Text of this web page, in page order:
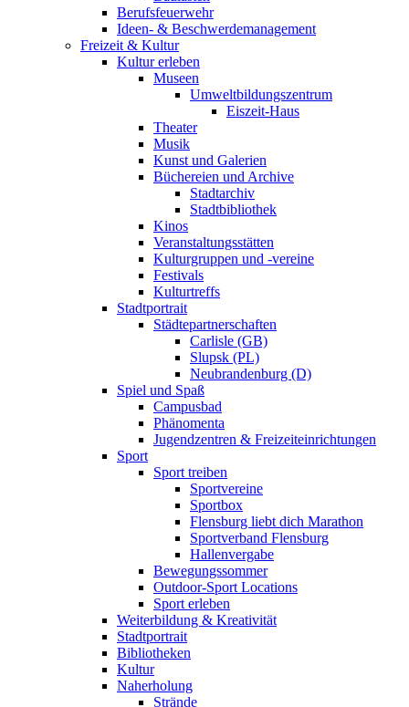
Berufsfeuerwehr
Ideen- & Beschwerdemanagement
Freizeit & Kultur
Kultur erleben
Museen
Umweltbildungszentrum
Eiszeit-Haus
Theater
Musik
Kunst und Galerien
Büchereien und Archive
Stadtarchiv
Stadtbibliothek
Kinos
Veranstaltungsstätten
Kulturgruppen und -vereine
Festivals
Kulturtreffs
Stadtportrait
Städtepartnerschaften
Carlisle (GB)
Slupsk (PL)
Neubrandenburg (D)
Spiel und Spaß
Campusbad
Phänomenta
Jugendzentren & Freizeiteinrichtungen
Sport
Sport treiben
Sportvereine
Sportbox
Flensburg liebt dich Marathon
Sportverband Flensburg
Hallenvergabe
Bewegungssommer
Outdoor-Sport Locations
Sport erleben
Weiterbildung & Kreativität
Stadtportrait
Bibliotheken
Kultur
Naherholung
Strände